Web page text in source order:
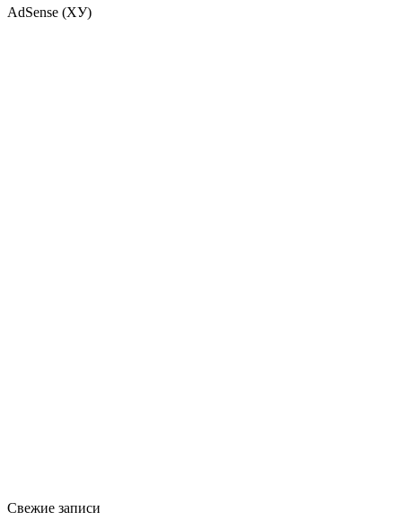
AdSense (ХУ)
Свежие записи